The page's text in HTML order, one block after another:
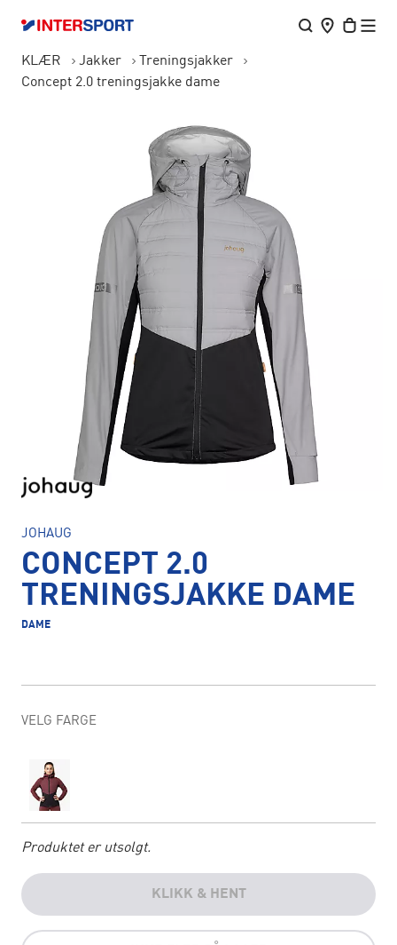
KLÆR Jakker
Treningsjakker
Concept 2.0 treningsjakke dame
JOHAUG
CONCEPT 2.0
TRENINGSJAKKE DAME
DAME
VELG FARGE
Produktet er utsolgt.
KLIKK & HENT